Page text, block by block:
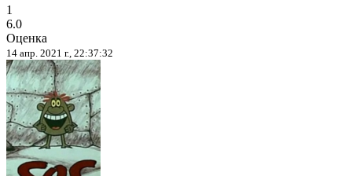
1
6.0
Оценка
14 апр. 2021 г., 22:37:32